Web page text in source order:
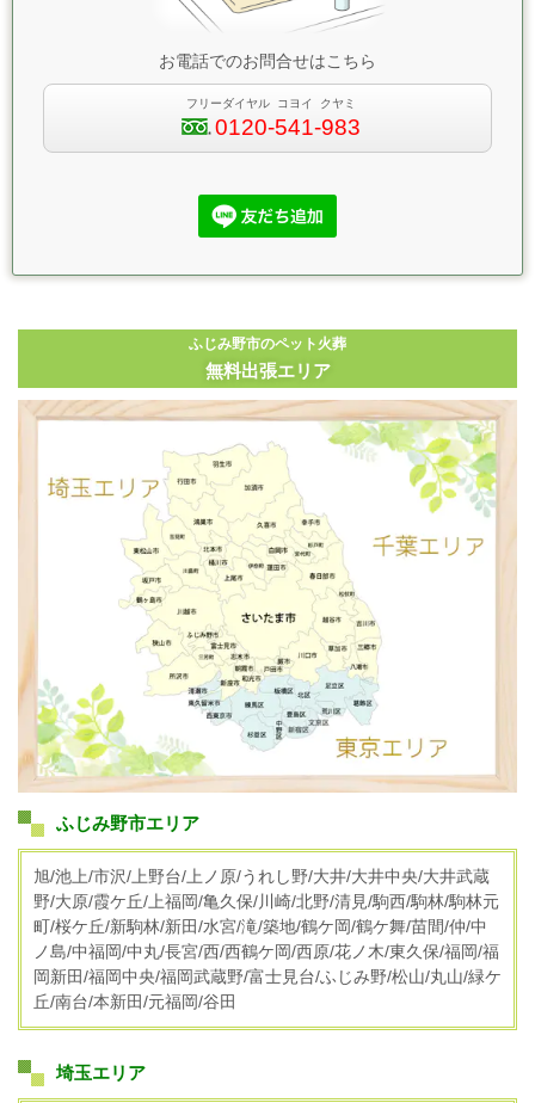
お電話でのお問合せはこちら
フリーダイヤル コヨイ クヤミ
0120-541-983
ふじみ野市のペット火葬
無料出張エリア
ふじみ野市エリア
旭/池上/市沢/上野台/上ノ原/うれし野/大井/大井中央/大井武蔵
野/大原/霞ケ丘/上福岡/亀久保/川崎/北野/清見/駒西/駒林/駒林元
町/桜ケ丘/新駒林/新田/水宮/滝/築地/鶴ケ岡/鶴ケ舞/苗間/仲/中
ノ島/中福岡/中丸/長宮/西/西鶴ケ岡/西原/花ノ木/東久保/福岡/福
岡新田/福岡中央/福岡武蔵野/富士見台/ふじみ野/松山/丸山/緑ケ
丘/南台/本新田/元福岡/谷田
埼玉エリア